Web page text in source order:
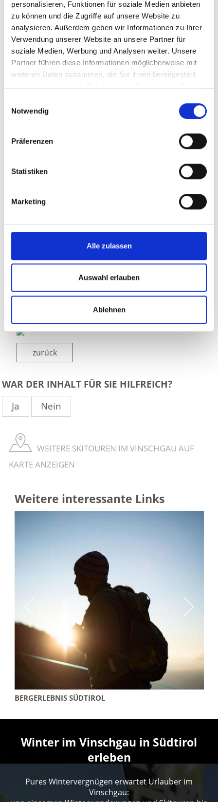
personalisieren, Funktionen für soziale Medien anbieten
zu können und die Zugriffe auf unsere Website zu
analysieren. Außerdem geben wir Informationen zu Ihrer
Verwendung unserer Website an unsere Partner für
soziale Medien, Werbung und Analysen weiter. Unsere
Partner führen diese Informationen möglicherweise mit
weiteren Daten zusammen, die Sie ihnen bereitgestellt
Notwendig
Präferenzen
Statistiken
Marketing
Alle zulassen
Auswahl erlauben
Ablehnen
info@ortlergebiet.it
Lage
Impressionen
zurück
WAR DER INHALT FÜR SIE HILFREICH?
Ja
Nein
WEITERE SKITOUREN IM VINSCHGAU AUF
KARTE ANZEIGEN
Weitere interessante Links
BERGERLEBNIS SÜDTIROL
Winter im Vinschgau in Südtirol
erleben
Pures Wintervergnügen erwartet Urlauber im
Vinschgau: